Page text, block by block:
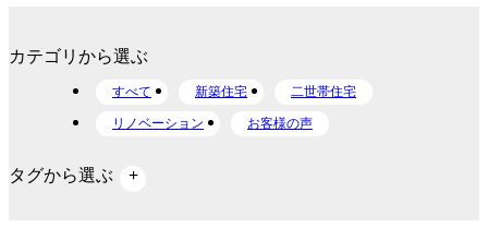
カテゴリから選ぶ
すべて 新築住宅 二世帯住宅
リノベーション お客様の声
タグから選ぶ